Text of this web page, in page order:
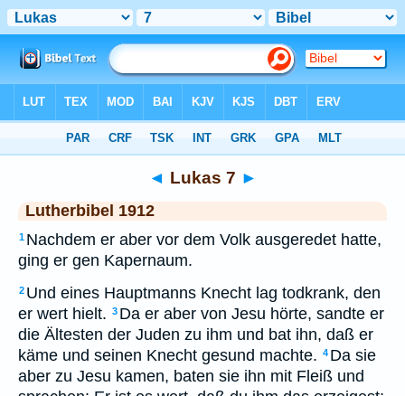
◄ Lukas 7 ►
Lutherbibel 1912
1 Nachdem er aber vor dem Volk ausgeredet hatte,
ging er gen Kapernaum.
2 Und eines Hauptmanns Knecht lag todkrank, den
er wert hielt. 3 Da er aber von Jesu hörte, sandte er
die Ältesten der Juden zu ihm und bat ihn, daß er
käme und seinen Knecht gesund machte. 4 Da sie
aber zu Jesu kamen, baten sie ihn mit Fleiß und